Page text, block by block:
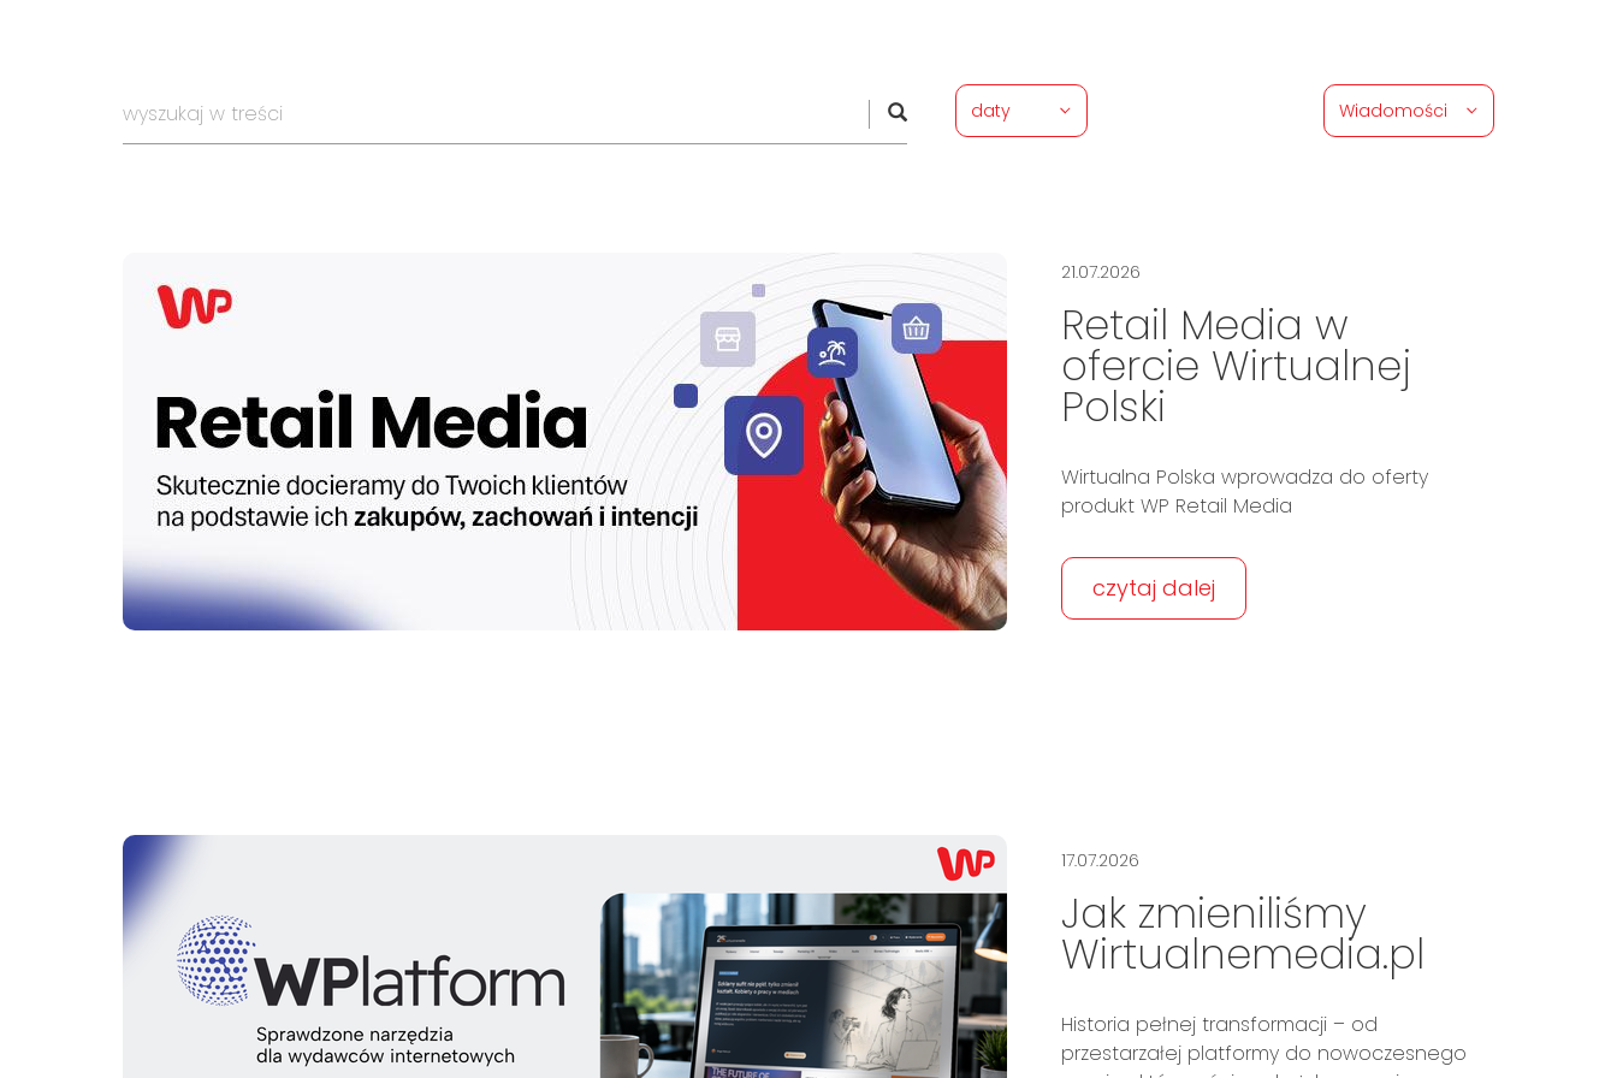
daty Wiadomości
21.07.2026
Retail Media w
ofercie Wirtualnej
Polski
Wirtualna Polska wprowadza do oferty
produkt WP Retail Media
czytaj dalej
17.07.2026
Jak zmieniliśmy
Wirtualnemedia.pl
Historia pełnej transformacji – od
przestarzałej platformy do nowoczesnego